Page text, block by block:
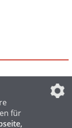
IMPRESSUM
für